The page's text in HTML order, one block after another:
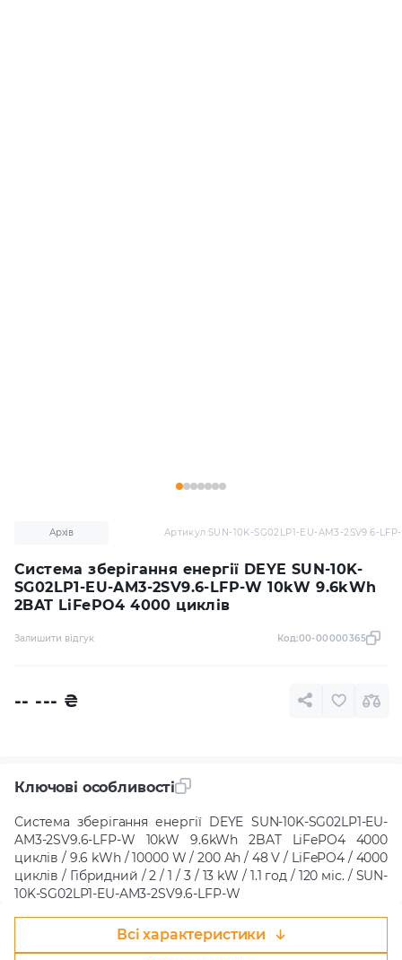
Система зберігання енергії DEYE SUN-10K-
SG02LP1-EU-AM3-2SV9.6-LFP-W 10kW 9.6kWh
2BAT LiFePO4 4000 циклів
Архів Артикул:SUN-10K-SG02LP1-EU-AM3-2SV9.6-
Залишити відгук Код:00-00000365
-- --- ₴
Ключові особливості
Система зберігання енергії DEYE SUN-10K-SG02LP1-EU-
AM3-2SV9.6-LFP-W 10kW 9.6kWh 2BAT LiFePO4 4000
циклів / 9.6 kWh / 10000 W / 200 Ah / 48 V / LiFePO4 / 4000
циклів / Гібридний / 2 / 1 / 3 / 13 kW / 1.1 год / 120 міс. / SUN-
10K-SG02LP1-EU-AM3-2SV9.6-LFP-W
Всі характеристики